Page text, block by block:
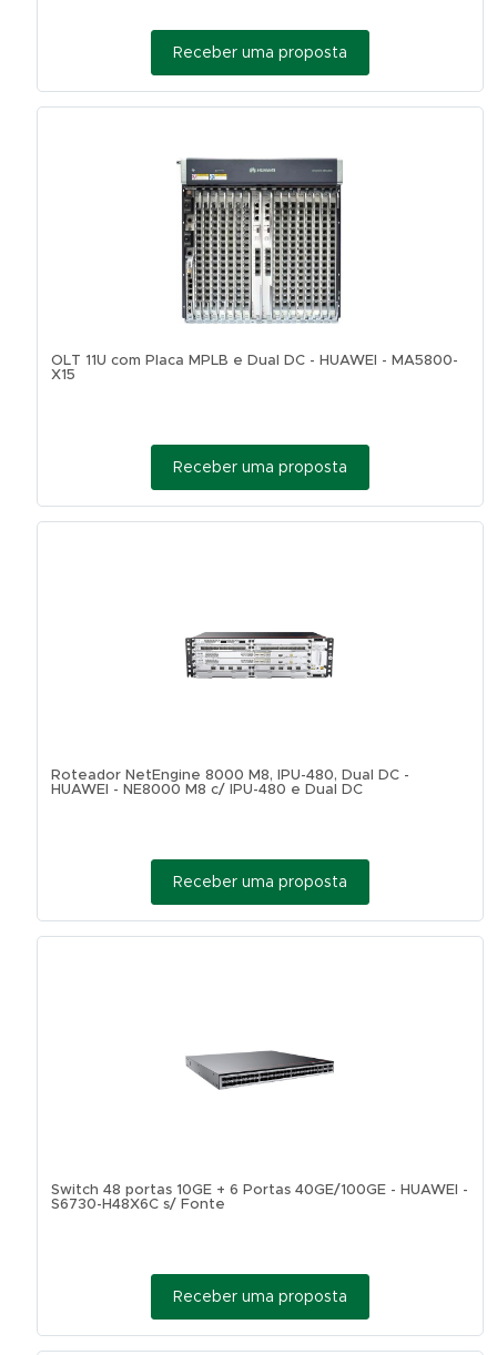
Receber uma proposta
OLT 11U com Placa MPLB e Dual DC - HUAWEI - MA5800-
X15
Receber uma proposta
Roteador NetEngine 8000 M8, IPU-480, Dual DC -
HUAWEI - NE8000 M8 c/ IPU-480 e Dual DC
Receber uma proposta
Switch 48 portas 10GE + 6 Portas 40GE/100GE - HUAWEI -
S6730-H48X6C s/ Fonte
Receber uma proposta